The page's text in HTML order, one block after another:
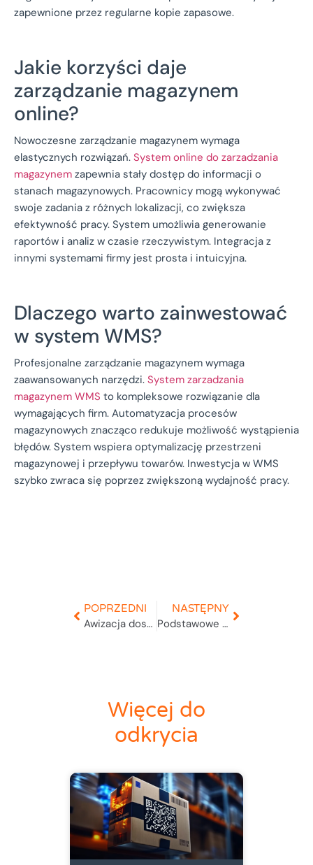
zapewnione przez regularne kopie zapasowe.
Jakie korzyści daje
zarządzanie magazynem
online?
Nowoczesne zarządzanie magazynem wymaga
elastycznych rozwiązań. System online do zarzadzania
magazynem zapewnia stały dostęp do informacji o
stanach magazynowych. Pracownicy mogą wykonywać
swoje zadania z różnych lokalizacji, co zwiększa
efektywność pracy. System umożliwia generowanie
raportów i analiz w czasie rzeczywistym. Integracja z
innymi systemami firmy jest prosta i intuicyjna.
Dlaczego warto zainwestować
w system WMS?
Profesjonalne zarządzanie magazynem wymaga
zaawansowanych narzędzi. System zarzadzania
magazynem WMS to kompleksowe rozwiązanie dla
wymagających firm. Automatyzacja procesów
magazynowych znacząco redukuje możliwość wystąpienia
błędów. System wspiera optymalizację przestrzeni
magazynowej i przepływu towarów. Inwestycja w WMS
szybko zwraca się poprzez zwiększoną wydajność pracy.
POPRZEDNI
Awizacja dostawy
NASTĘPNY
Podstawowe zasady w magazynie
Więcej do
odkrycia